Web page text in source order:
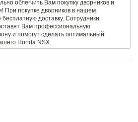
облегчить Вам покупку дворников и
При покупке дворников в нашем
доставку. Сотрудники
Вам профессиональную
и помогут сделать оптимальный
Honda NSX.